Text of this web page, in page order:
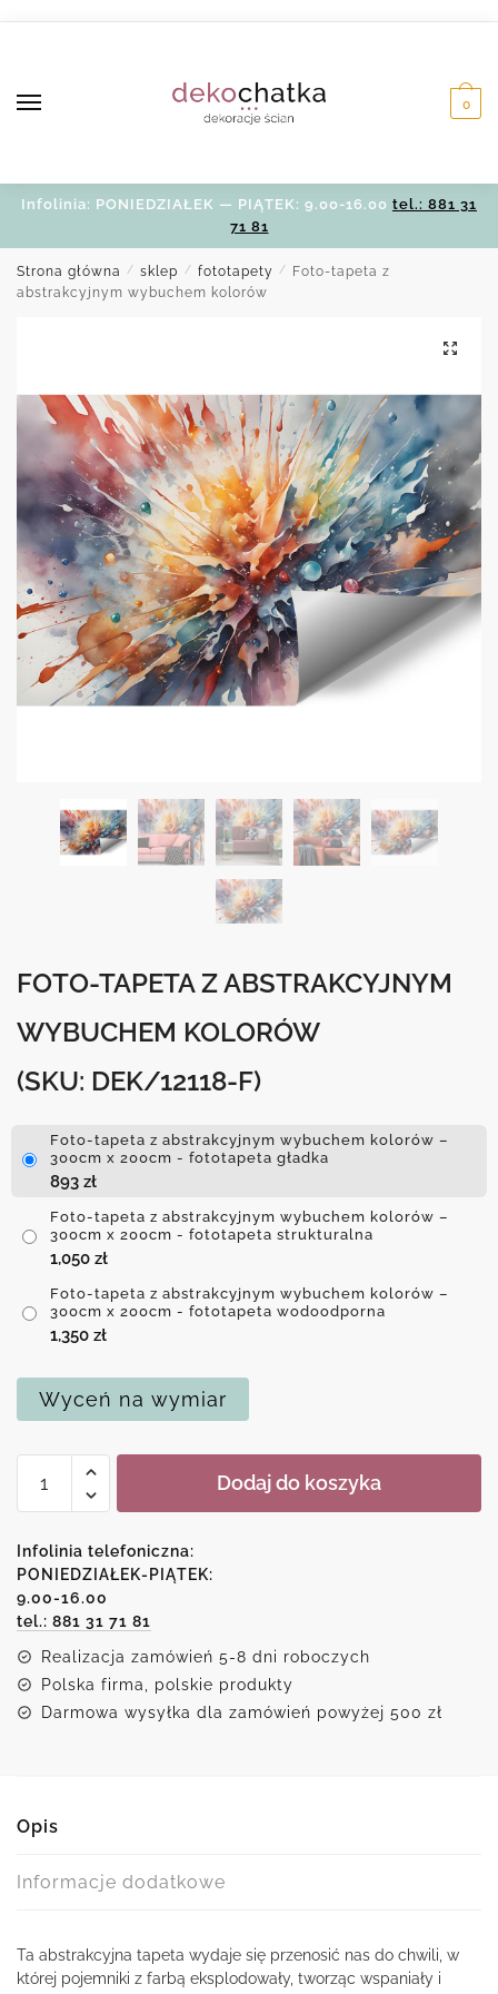
0
Infolinia: PONIEDZIAŁEK — PIĄTEK: 9.00-16.00 tel.: 881 31
71 81
Strona główna / sklep / fototapety /
Foto-tapeta z
abstrakcyjnym wybuchem kolorów
FOTO-TAPETA Z ABSTRAKCYJNYM
WYBUCHEM KOLORÓW
(SKU: DEK/12118-F)
Foto-tapeta z abstrakcyjnym wybuchem kolorów –
300cm x 200cm - fototapeta gładka
893 zł
Foto-tapeta z abstrakcyjnym wybuchem kolorów –
300cm x 200cm - fototapeta strukturalna
1,050 zł
Foto-tapeta z abstrakcyjnym wybuchem kolorów –
300cm x 200cm - fototapeta wodoodporna
1,350 zł
Wyceń na wymiar
Foto-
z
abstrakcyjnym
wybuchem
kolorów
Dodaj do koszyka
Infolinia telefoniczna:
PONIEDZIAŁEK-PIĄTEK:
9.00-16.00
tel.: 881 31 71 81
Realizacja zamówień 5-8 dni roboczych
Polska firma, polskie produkty
Darmowa wysyłka dla zamówień powyżej 500 zł
Opis
Informacje dodatkowe
Ta abstrakcyjna tapeta wydaje się przenosić nas do chwili, w
której pojemniki z farbą eksplodowały, tworząc wspaniały i